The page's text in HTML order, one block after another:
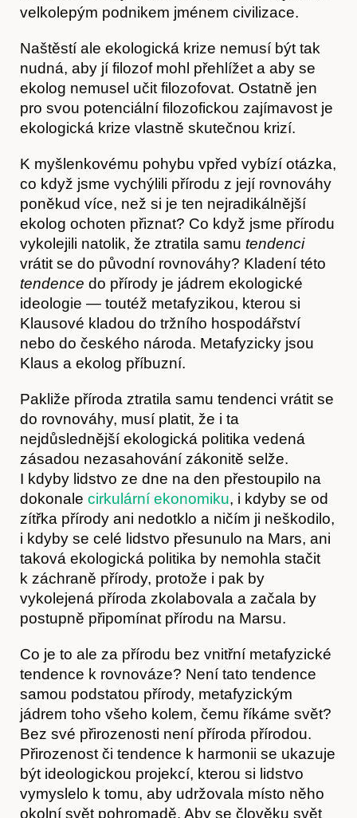
O nás
Obchod
velkolepým podnikem jménem civilizace.
Naštěstí ale ekologická krize nemusí být tak
nudná, aby jí filozof mohl přehlížet a aby se
ekolog nemusel učit filozofovat. Ostatně jen
pro svou potenciální filozofickou zajímavost je
ekologická krize vlastně skutečnou krizí.
K myšlenkovému pohybu vpřed vybízí otázka,
co když jsme vychýlili přírodu z její rovnováhy
poněkud více, než si je ten nejradikálnější
ekolog ochoten přiznat? Co když jsme přírodu
vykolejili natolik, že ztratila samu tendenci
vrátit se do původní rovnováhy? Kladení této
tendence do přírody je jádrem ekologické
ideologie — toutéž metafyzikou, kterou si
Klausové kladou do tržního hospodářství
nebo do českého národa. Metafyzicky jsou
Klaus a ekolog příbuzní.
Pakliže příroda ztratila samu tendenci vrátit se
do rovnováhy, musí platit, že i ta
nejdůslednější ekologická politika vedená
zásadou nezasahování zákonitě selže.
I kdyby lidstvo ze dne na den přestoupilo na
dokonale cirkulární ekonomiku, i kdyby se od
zítřka přírody ani nedotklo a ničím ji neškodilo,
i kdyby se celé lidstvo přesunulo na Mars, ani
taková ekologická politika by nemohla stačit
k záchraně přírody, protože i pak by
vykolejená příroda zkolabovala a začala by
postupně připomínat přírodu na Marsu.
Co je to ale za přírodu bez vnitřní metafyzické
tendence k rovnováze? Není tato tendence
samou podstatou přírody, metafyzickým
jádrem toho všeho kolem, čemu říkáme svět?
Bez své přirozenosti není příroda přírodou.
Přirozenost či tendence k harmonii se ukazuje
být ideologickou projekcí, kterou si lidstvo
vymyslelo k tomu, aby udržovala místo něho
okolní svět pohromadě. Aby se člověku svět